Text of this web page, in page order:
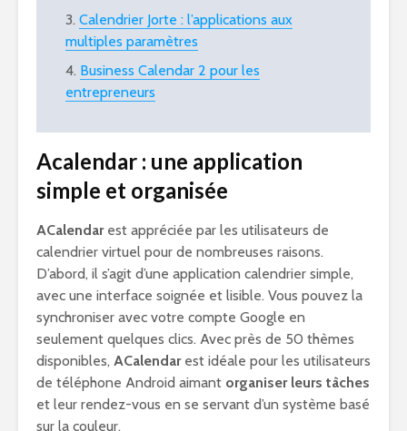
Calendrier Jorte : l’applications aux
multiples paramètres
Business Calendar 2 pour les
entrepreneurs
Acalendar : une application
simple et organisée
ACalendarest appréciée par les utilisateurs de
calendrier virtuel pour de nombreuses raisons.
D’abord, il s’agit d’une application calendrier simple,
avec une interface soignée et lisible. Vous pouvez la
synchroniser avec votre compte Google en
seulement quelques clics. Avec près de 50 thèmes
disponibles, ACalendar est idéale pour les utilisateurs
de téléphone Android aimant organiser leurs tâches
et leur rendez-vous en se servant d’un système basé
sur la couleur.